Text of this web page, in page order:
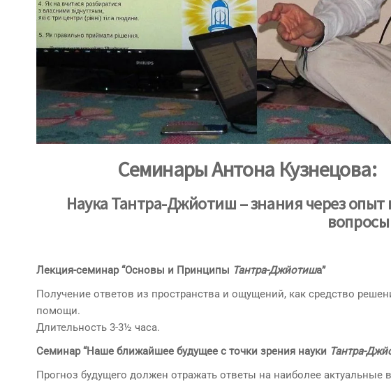
Семинары Антона Кузнецова:
Наука Тантра-Джйотиш – знания через
вопросы
Лекция-семинар “Основы и Принципы Тантра-Джйотиша”
Получение ответов из пространства и ощущений, как средство
помощи.
Длительность 3-3½ часа.
Семинар “Наше ближайшее будущее с точки зрения науки Тантра-
Прогноз будущего должен отражать ответы на наиболее